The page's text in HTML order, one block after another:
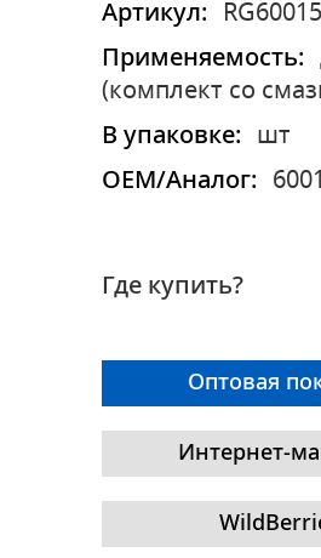
Артикул:
Применяемость:
(комплект со
В упаковке:
шт
OEM/Аналог:
Где купить?
Оптовая
Интернет-